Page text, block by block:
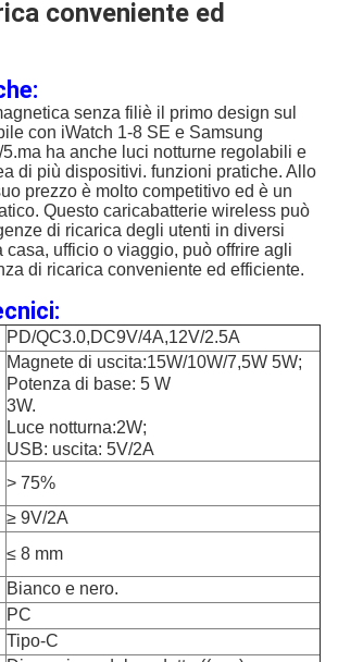
conveniente ed
senza filiè il primo design sul
con iWatch 1-8 SE e Samsung
ha anche luci notturne regolabili e
di più dispositivi. funzioni pratiche. Allo
prezzo è molto competitivo ed è un
Questo caricabatterie wireless può
di ricarica degli utenti in diversi
casa, ufficio o viaggio, può offrire agli
di ricarica conveniente ed efficiente.
PD/QC3.0,DC9V/4A,12V/2.5A
Magnete di uscita:15W/10W/7,5W 5W;
Potenza di base: 5 W
3W.
Luce notturna:2W;
USB: uscita: 5V/2A
> 75%
≥ 9V/2A
≤ 8 mm
Bianco e nero.
PC
Tipo-C